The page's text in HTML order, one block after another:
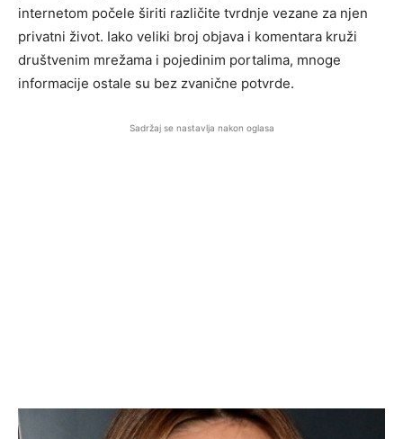
internetom počele širiti različite tvrdnje vezane za njen
privatni život. Iako veliki broj objava i komentara kruži
društvenim mrežama i pojedinim portalima, mnoge
informacije ostale su bez zvanične potvrde.
Sadržaj se nastavlja nakon oglasa